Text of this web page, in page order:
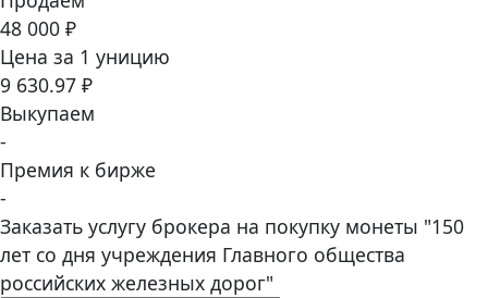
48 000 ₽
Цена за 1 уницию
9 630.97 ₽
Выкупаем
-
Премия к бирже
-
Заказать услугу брокера на покупку монеты "150
лет со дня учреждения Главного общества
российских железных дорог"